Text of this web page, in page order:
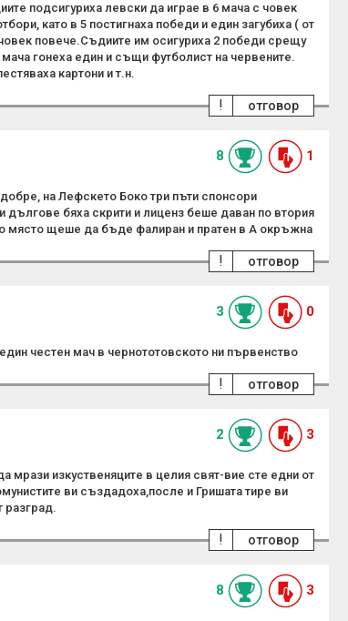
подсигуриха левски да играе в 6 мача с човек
като в 5 постигнаха победи и един загубиха ( от
повече.Съдиите им осигуриха 2 победи срещу
гонеха един и същи футболист на червените.
картони и т.н.
отговор
!
8 1
на Лефскето Боко три пъти спонсори
дългове бяха скрити и лиценз беше даван по втория
място щеше да бъде фалиран и пратен в А окръжна
отговор
!
3 0
честен мач в чернототовското ни първенство
отговор
!
2 3
мрази изкуственяците в целия свят-вие сте едни от
ви създадоха,после и Гришата тире ви
разград.
отговор
!
8 3